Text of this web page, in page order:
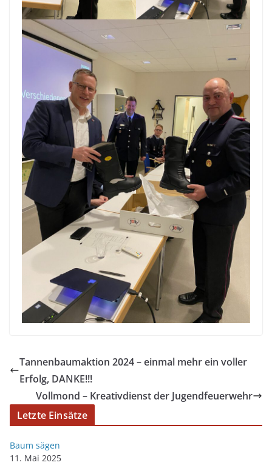
Tannenbaumaktion 2024 – einmal mehr ein voller
Erfolg, DANKE!!!
Vollmond – Kreativdienst der Jugendfeuerwehr
Letzte Einsätze
Baum sägen
11. Mai 2025